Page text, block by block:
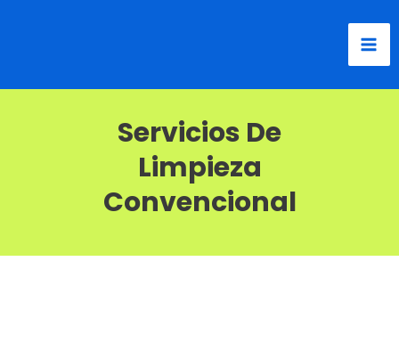
Servicios De
Limpieza
Convencional